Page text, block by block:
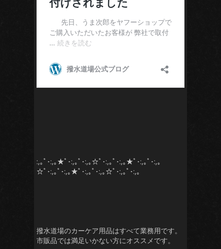
:,｡ﾟ･:,｡★ﾟ･:,｡ﾟ･:,｡☆ﾟ･:,｡ﾟ･:,｡★ﾟ･:,｡ﾟ･:,｡
☆ﾟ･:,｡ﾟ･:,｡★ﾟ･:,｡ﾟ･:,｡☆ﾟ･:,｡ﾟ･:,｡
撥水道場のカーケア用品はすべて業務用です。
市販品では満足いかない方にオススメです。